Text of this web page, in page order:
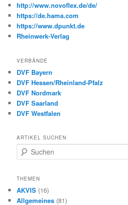
http://www.novoflex.de/de/
https://de.hama.com
https://www.dpunkt.de
Rheinwerk-Verlag
VERBÄNDE
DVF Bayern
DVF Hessen/Rheinland-Pfalz
DVF Nordmark
DVF Saarland
DVF Westfalen
ARTIKEL SUCHEN
u
h
n
THEMEN
AKVIS (16)
Allgemeines (81)